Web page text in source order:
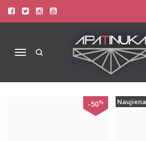
Navigacija
PREKIŲ PAIEŠKA - ROCK
Prekių paieška
-50% Naujiena